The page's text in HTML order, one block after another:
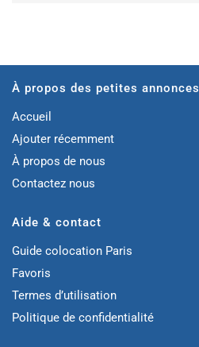
À propos des petites annonces
Accueil
Ajouter récemment
À propos de nous
Contactez nous
Aide & contact
Guide colocation Paris
Favoris
Termes d’utilisation
Politique de confidentialité